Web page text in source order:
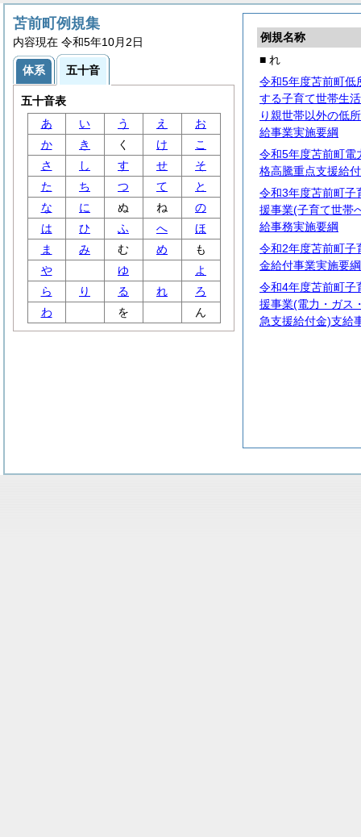
例規名称
■ れ
令和5年度苫前町低
する子育て世帯生
り親世帯以外の低
給事業実施要綱
令和5年度苫前町電
格高騰重点支援給
令和3年度苫前町子
援事業(子育て世帯
給事務実施要綱
令和2年度苫前町子
金給付事業実施要綱
令和4年度苫前町子
援事業(電力・ガス
急支援給付金)支給
苫前町例規集
内容現在 令和5年10月2日
体系 五十音
五十音表
あ
い う え
お
か
き く け
こ
さ
し す せ
そ
た
ち つ て
と
な
に ぬ ね
の
は
ひ ふ へ
ほ
ま
み む め
も
や
ゆ
よ
ら
り る れ
ろ
わ
を ん